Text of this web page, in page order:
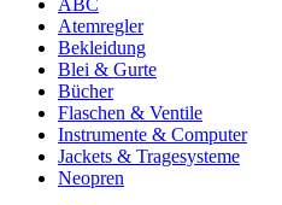
ABC
Atemregler
Bekleidung
Blei & Gurte
Bücher
Flaschen & Ventile
Instrumente & Computer
Jackets & Tragesysteme
Neopren